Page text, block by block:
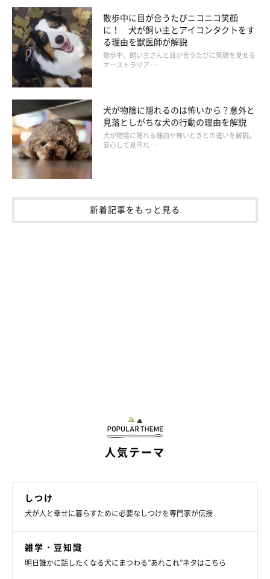
「うちは、ミックス犬なのですが、散歩中に聞かれて『ミ
ックス犬です』と答えると、『私、ミックス犬嫌なんで
す。どんな犬になるかわからないから。でも、可愛いく育
ってますね。これならミックス犬でもありかな』と言われ
て嫌な気持ちになりました」
愛犬がたまたま吠えてしまったときなどに、「うるさい」「バ
散歩中に目が合うたびニコニコ笑顔
に！ 犬が飼い主とアイコンタクトをす
る理由を獣医師が解説
散歩中、飼い主さんと目が合うたびに笑顔を見せる
オーストラリア …
犬が物陰に隠れるのは怖いから？意外と
見落としがちな犬の行動の理由を解説
犬が物陰に隠れる理由や怖いときとの違いを解説。
安心して見守れ …
新着記事をもっと見る
人気テーマ
しつけ
犬が人と幸せに暮らすために必要なしつけを専門家が伝授
雑学・豆知識
明日誰かに話したくなる犬にまつわる”あれこれ”ネタはこちら